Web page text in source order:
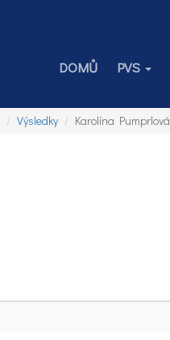
DOMŮ PVS
Výsledky Karolína Pumprlová